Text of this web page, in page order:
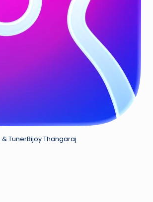
& TunerBijoy Thangaraj